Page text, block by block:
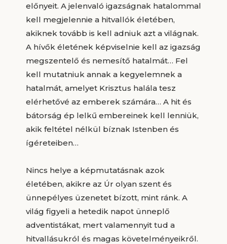
előnyeit. A jelenvaló igazságnak hatalommal
kell megjelennie a hitvallók életében,
akiknek tovább is kell adniuk azt a világnak.
A hívők életének képviselnie kell az igazság
megszentelő és nemesítő hatalmát… Fel
kell mutatniuk annak a kegyelemnek a
hatalmát, amelyet Krisztus halála tesz
elérhetővé az emberek számára… A hit és
bátorság ép lelkű embereinek kell lenniük,
akik feltétel nélkül bíznak Istenben és
ígéreteiben…
Nincs helye a képmutatásnak azok
életében, akikre az Úr olyan szent és
ünnepélyes üzenetet bízott, mint ránk. A
világ figyeli a hetedik napot ünneplő
adventistákat, mert valamennyit tud a
hitvallásukról és magas követelményeikről.